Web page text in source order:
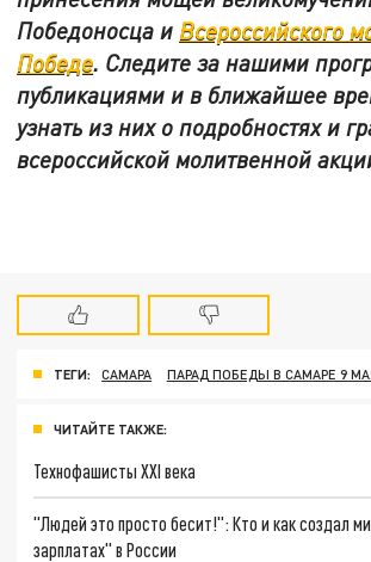
Победоносца и Всероссийского
Победе. Следите за нашими
публикациями и в ближайшее
узнать из них о подробностях и
всероссийской молитвенной
ТЕГИ: САМАРА ПАРАД ПОБЕДЫ В САМАРЕ 9
ЧИТАЙТЕ ТАКЖЕ:
Технофашисты XXI века
"Людей это просто бесит!": Кто и как создал
зарплатах" в России